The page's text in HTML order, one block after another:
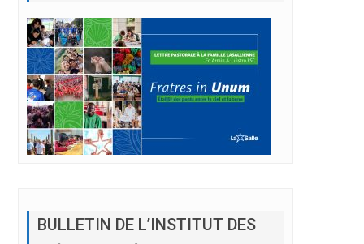
FRÈRES DES ÉCOLES